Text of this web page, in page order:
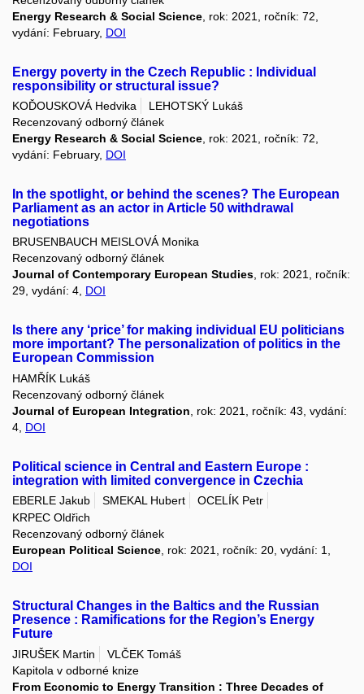
Energy Research & Social Science , rok: 2021, ročník: 72,
vydání: February, DOI
Energy poverty in the Czech Republic : Individual
responsibility or structural issue?
KOĎOUSKOVÁ Hedvika
LEHOTSKÝ Lukáš
Recenzovaný odborný článek
Energy Research & Social Science , rok: 2021, ročník: 72,
vydání: February, DOI
In the spotlight, or behind the scenes? The European
Parliament as an actor in Article 50 withdrawal
negotiations
BRUSENBAUCH MEISLOVÁ Monika
Recenzovaný odborný článek
Journal of Contemporary European Studies, rok: 2021, ročník:
29, vydání: 4, DOI
Is there any ‘price’ for making individual EU politicians
more important? The personalization of politics in the
European Commission
HAMŘÍK Lukáš
Recenzovaný odborný článek
Journal of European Integration , rok: 2021, ročník: 43, vydání:
4, DOI
Political science in Central and Eastern Europe :
integration with limited convergence in Czechia
EBERLE Jakub SMEKAL Hubert
OCELÍK Petr
KRPEC Oldřich
Recenzovaný odborný článek
European Political Science, rok: 2021, ročník: 20, vydání: 1,
DOI
Structural Changes in the Baltics and the Russian
Presence : Ramifications for the Region’s Energy
Future
JIRUŠEK Martin
VLČEK Tomáš
Kapitola v odborné knize
From Economic to Energy Transition : Three Decades of